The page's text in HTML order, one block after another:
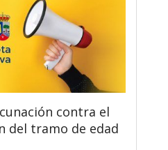
contra el
del tramo de edad